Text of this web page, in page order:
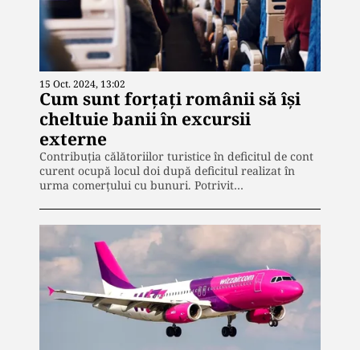
15 Oct. 2024, 13:02
Cum sunt forțați românii să își
cheltuie banii în excursii
externe
Contribuția călătoriilor turistice în deficitul de cont
curent ocupă locul doi după deficitul realizat în
urma comerțului cu bunuri. Potrivit…